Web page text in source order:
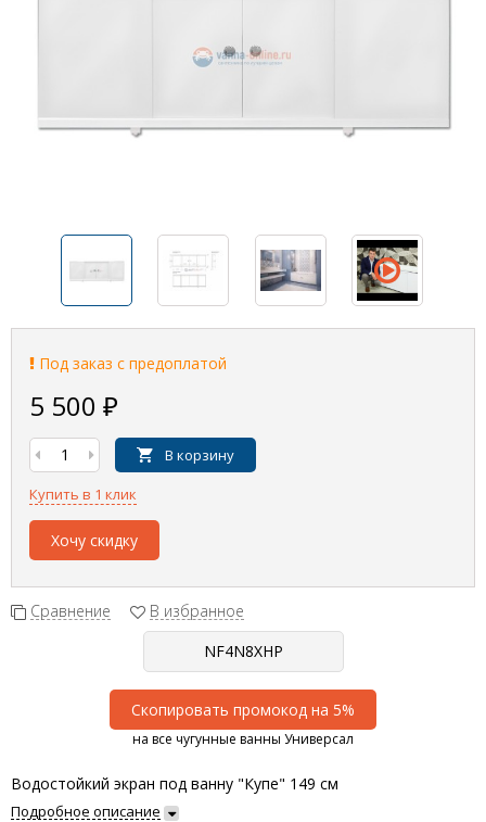
Под заказ с предоплатой
5 500 ₽
В корзину
Купить в 1 клик
Хочу скидку
Сравнение В избранное
Скопировать промокод на 5%
на все чугунные ванны Универсал
Водостойкий экран под ванну "Купе" 149 см
Подробное описание